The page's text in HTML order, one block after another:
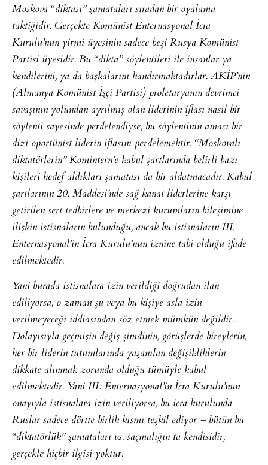
Moskova “diktası” şamataları sıradan bir oyalama
taktiğidir. Gerçekte Komünist Enternasyonal İcra
Kurulu’nun yirmi üyesinin sadece beşi Rusya Komünist
Partisi üyesidir. Bu “dikta” söylentileri ile insanlar ya
kendilerini, ya da başkalarını kandırmaktadırlar. AKİP’nin
(Almanya Komünist İşçi Partisi) proletaryanın devrimci
savaşının yolundan ayrılmış olan liderinin iflası nasıl bir
söylenti sayesinde perdelendiyse, bu söylentinin amacı bir
dizi oportünist liderin iflasını perdelemektir. “Moskovalı
diktatörlerin” Komintern’e kabul şartlarında belirli bazı
kişileri hedef aldıkları şamatası da bir aldatmacadır. Kabul
şartlarının 20. Maddesi’nde sağ kanat liderlerine karşı
getirilen sert tedbirlere ve merkezi kurumların bileşimine
ilişkin istisnaların bulunduğu, ancak bu istisnaların III.
Enternasyonal’in İcra Kurulu’nun iznine tabi olduğu ifade
edilmektedir.
Yani burada istisnalara izin verildiği doğrudan ilan
ediliyorsa, o zaman şu veya bu kişiye asla izin
verilmeyeceği iddiasından söz etmek mümkün değildir.
Dolayısıyla geçmişin değiş şimdinin, görüşlerde bireylerin,
her bir liderin tutumlarında yaşanılan değişikliklerin
dikkate alınmak zorunda olduğu tümüyle kabul
edilmektedir. Yani III: Enternasyonal’in İcra Kurulu’nun
onayıyla istisnalara izin veriliyorsa, bu icra kurulunda
Ruslar sadece dörtte birlik kısmı teşkil ediyor – bütün bu
“diktatörlük” şamataları vs. saçmalığın ta kendisidir,
gerçekle hiçbir ilgisi yoktur.